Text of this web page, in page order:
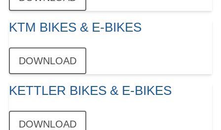
KTM BIKES & E-BIKES
DOWNLOAD
KETTLER BIKES & E-BIKES
DOWNLOAD